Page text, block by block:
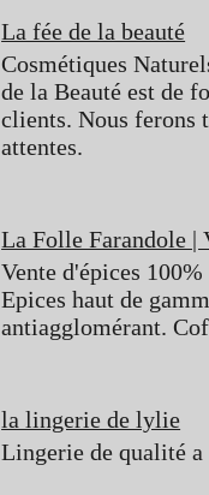
La fée de la beauté
Cosmétiques
de la Beauté est de
clients. Nous ferons
attentes.
La Folle Farandole |
Vente d'épices
Epices haut de
antiagglomérant.
la lingerie de lylie
Lingerie de qualité